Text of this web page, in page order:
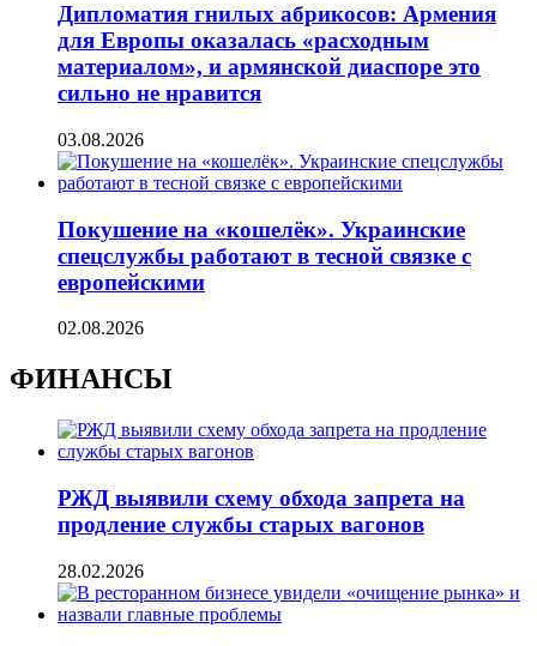
Дипломатия гнилых абрикосов: Армения
для Европы оказалась «расходным
материалом», и армянской диаспоре это
сильно не нравится
03.08.2026
Покушение на «кошелёк». Украинские
спецслужбы работают в тесной связке с
европейскими
02.08.2026
ФИНАНСЫ
РЖД выявили схему обхода запрета на
продление службы старых вагонов
28.02.2026